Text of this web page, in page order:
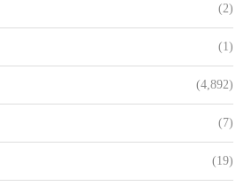
(2)
(1)
(4,892)
(7)
(19)